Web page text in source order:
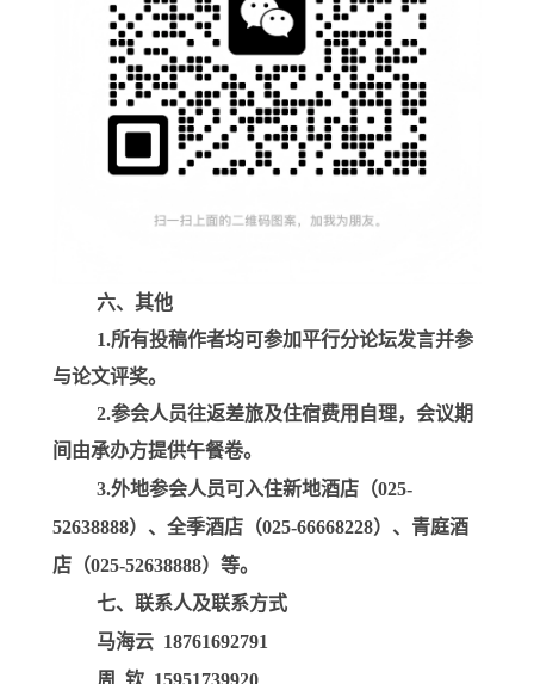
六、其他
1.所有投稿作者均可参加平行分论坛发言并参
与论文评奖。
2.参会人员往返差旅及住宿费用自理，会议期
间由承办方提供午餐卷。
3.外地参会人员可入住新地酒店（025-
52638888）、全季酒店（025-66668228）、青庭酒
店（025-52638888）等。
七、联系人及联系方式
马海云 18761692791